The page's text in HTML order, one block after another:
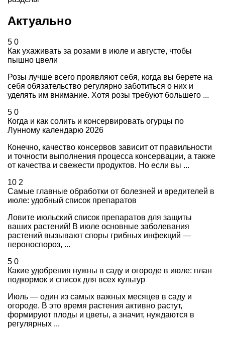
Актуально
5 0
Как ухаживать за розами в июле и августе, чтобы
пышно цвели
Розы лучше всего проявляют себя, когда вы берете на
себя обязательство регулярно заботиться о них и
уделять им внимание. Хотя розы требуют большего ...
5 0
Когда и как солить и консервировать огурцы по
Лунному календарю 2026
Конечно, качество консервов зависит от правильности
и точности выполнения процесса консервации, а также
от качества и свежести продуктов. Но если вы ...
10 2
Самые главные обработки от болезней и вредителей в
июле: удобный список препаратов
Ловите июльский список препаратов для защиты
ваших растений! В июле основные заболевания
растений вызывают споры грибных инфекций —
пероноспороз, ...
5 0
Какие удобрения нужны в саду и огороде в июле: план
подкормок и список для всех культур
Июль — один из самых важных месяцев в саду и
огороде. В это время растения активно растут,
формируют плоды и цветы, а значит, нуждаются в
регулярных ...